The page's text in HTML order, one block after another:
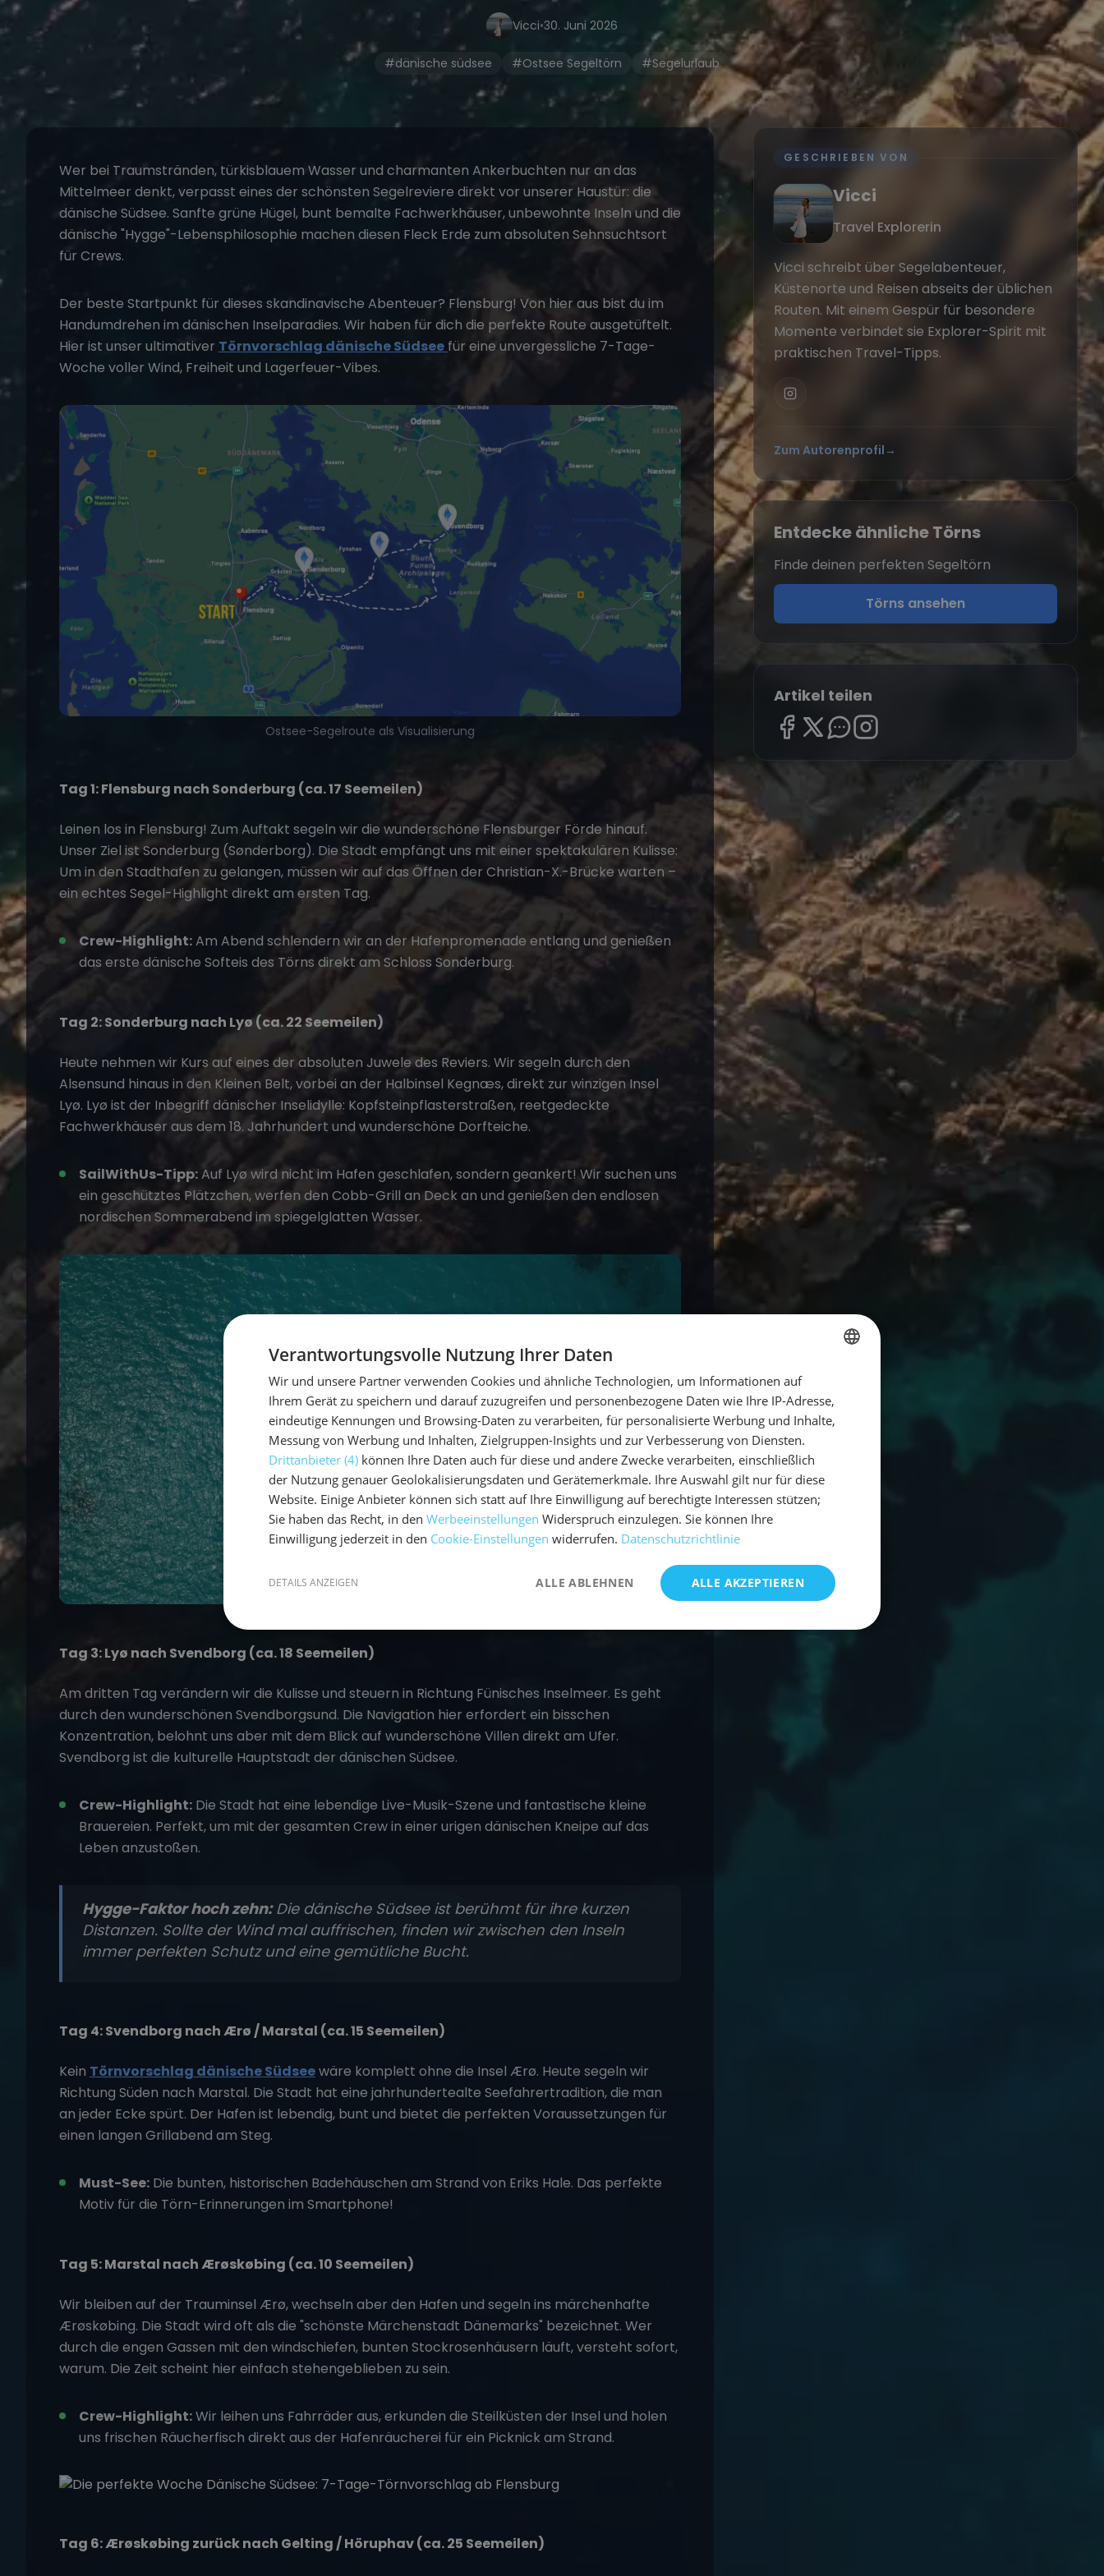
Vicci•30. Juni 2026
#dänische südsee #Ostsee Segeltörn #Segelurlaub
Wer bei Traumstränden, türkisblauem Wasser und charmanten Ankerbuchten nur an das
Mittelmeer denkt, verpasst eines der schönsten Segelreviere direkt vor unserer Haustür: die
dänische Südsee. Sanfte grüne Hügel, bunt bemalte Fachwerkhäuser, unbewohnte Inseln und die
dänische "Hygge"-Lebensphilosophie machen diesen Fleck Erde zum absoluten Sehnsuchtsort
für Crews.
Der beste Startpunkt für dieses skandinavische Abenteuer? Flensburg! Von hier aus bist du im
Handumdrehen im dänischen Inselparadies. Wir haben für dich die perfekte Route ausgetüftelt.
Hier ist unser ultimativer Törnvorschlag dänische Südsee für eine unvergessliche 7-Tage-
Woche voller Wind, Freiheit und Lagerfeuer-Vibes.
Ostsee-Segelroute als Visualisierung
Tag 1: Flensburg nach Sonderburg (ca. 17 Seemeilen)
Leinen los in Flensburg! Zum Auftakt segeln wir die wunderschöne Flensburger Förde hinauf.
Unser Ziel ist Sonderburg (Sønderborg). Die Stadt empfängt uns mit einer spektakulären Kulisse:
Um in den Stadthafen zu gelangen, müssen wir auf das Öffnen der Christian-X.-Brücke warten –
ein echtes Segel-Highlight direkt am ersten Tag.
Crew-Highlight:Am Abend schlendern wir an der Hafenpromenade entlang und genießen
das erste dänische Softeis des Törns direkt am Schloss Sonderburg.
Tag 2: Sonderburg nach Lyø (ca. 22 Seemeilen)
Heute nehmen wir Kurs auf eines der absoluten Juwele des Reviers. Wir segeln durch den
Alsensund hinaus in den Kleinen Belt, vorbei an der Halbinsel Kegnæs, direkt zur winzigen Insel
Lyø. Lyø ist der Inbegriff dänischer Inselidylle: Kopfsteinpflasterstraßen, reetgedeckte
Fachwerkhäuser aus dem 18. Jahrhundert und wunderschöne Dorfteiche.
SailWithUs-Tipp:Auf Lyø wird nicht im Hafen geschlafen, sondern geankert! Wir suchen uns
ein geschütztes Plätzchen, werfen den Cobb-Grill an Deck an und genießen den endlosen
nordischen Sommerabend im spiegelglatten Wasser.
Tag 3: Lyø nach Svendborg (ca. 18 Seemeilen)
Am dritten Tag verändern wir die Kulisse und steuern in Richtung Fünisches Inselmeer. Es geht
durch den wunderschönen Svendborgsund. Die Navigation hier erfordert ein bisschen
Konzentration, belohnt uns aber mit dem Blick auf wunderschöne Villen direkt am Ufer.
Svendborg ist die kulturelle Hauptstadt der dänischen Südsee.
Crew-Highlight: Die Stadt hat eine lebendige Live-Musik-Szene und fantastische kleine
Brauereien. Perfekt, um mit der gesamten Crew in einer urigen dänischen Kneipe auf das
Leben anzustoßen.
Hygge-Faktor hoch zehn:Die dänische Südsee ist berühmt für ihre kurzen
Distanzen. Sollte der Wind mal auffrischen, finden wir zwischen den Inseln
immer perfekten Schutz und eine gemütliche Bucht.
Tag 4: Svendborg nach Ærø / Marstal (ca. 15 Seemeilen)
Kein Törnvorschlag dänische Südseewäre komplett ohne die Insel Ærø. Heute segeln wir
Richtung Süden nach Marstal. Die Stadt hat eine jahrhundertealte Seefahrertradition, die man
an jeder Ecke spürt. Der Hafen ist lebendig, bunt und bietet die perfekten Voraussetzungen für
einen langen Grillabend am Steg.
Must-See: Die bunten, historischen Badehäuschen am Strand von Eriks Hale. Das perfekte
Motiv für die Törn-Erinnerungen im Smartphone!
Tag 5: Marstal nach Ærøskøbing (ca. 10 Seemeilen)
Wir bleiben auf der Trauminsel Ærø, wechseln aber den Hafen und segeln ins märchenhafte
Ærøskøbing. Die Stadt wird oft als die "schönste Märchenstadt Dänemarks" bezeichnet. Wer
durch die engen Gassen mit den windschiefen, bunten Stockrosenhäusern läuft, versteht sofort,
warum. Die Zeit scheint hier einfach stehengeblieben zu sein.
Crew-Highlight:Wir leihen uns Fahrräder aus, erkunden die Steilküsten der Insel und holen
uns frischen Räucherfisch direkt aus der Hafenräucherei für ein Picknick am Strand.
Tag 6: Ærøskøbing zurück nach Gelting / Höruphav (ca. 25 Seemeilen)
GESCHRIEBEN VON
Vicci
Travel Explorerin
Vicci schreibt über Segelabenteuer,
Küstenorte und Reisen abseits der üblichen
Routen. Mit einem Gespür für besondere
Momente verbindet sie Explorer-Spirit mit
praktischen Travel-Tipps.
Zum Autorenprofil →
Entdecke ähnliche Törns
Finde deinen perfekten Segeltörn
Törns ansehen
Artikel teilen
GERMAN
Verantwortungsvolle Nutzung Ihrer Daten
Wir und unsere Partner verwenden Cookies und ähnliche Technologien, um Informationen auf
Ihrem Gerät zu speichern und darauf zuzugreifen und personenbezogene Daten wie Ihre IP-Adresse,
eindeutige Kennungen und Browsing-Daten zu verarbeiten, für personalisierte Werbung und Inhalte,
Messung von Werbung und Inhalten, Zielgruppen-Insights und zur Verbesserung von Diensten.
Drittanbieter (4) können Ihre Daten auch für diese und andere Zwecke verarbeiten, einschließlich
der Nutzung genauer Geolokalisierungsdaten und Gerätemerkmale. Ihre Auswahl gilt nur für diese
Website. Einige Anbieter können sich statt auf Ihre Einwilligung auf berechtigte Interessen stützen;
Sie haben das Recht, in den Werbeeinstellungen Widerspruch einzulegen. Sie können Ihre
Einwilligung jederzeit in den Cookie-Einstellungen widerrufen. Datenschutzrichtlinie
ALLE AKZEPTIEREN
ALLE ABLEHNEN
DETAILS ANZEIGEN